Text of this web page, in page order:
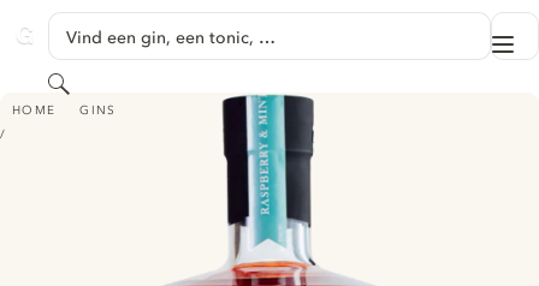
GINVENTORY
Vind een gin, een tonic, …
Zoeken
HOME GINS
COPELAND GIN RASPBERRY & MINT